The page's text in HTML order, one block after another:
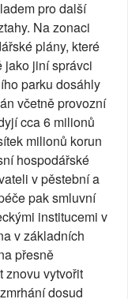
pro další
Na zonaci
plány, které
jako jiní správci
parku dosáhly
včetně provozní
cca 6 milionů
milionů korun
hospodářské
v pěstební a
pak smluvní
institucemi v
v základních
přesně
znovu vytvořit
dosud